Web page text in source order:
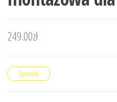
249.00zł
Sprawdź